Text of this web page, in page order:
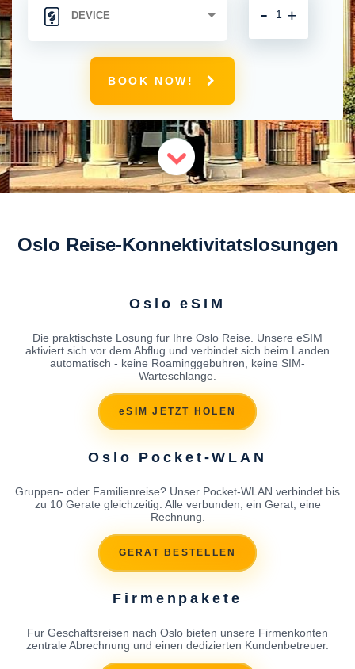
+
-
BOOK NOW!
Oslo Reise-Konnektivitatslosungen
Oslo eSIM
Die praktischste Losung fur Ihre Oslo Reise. Unsere eSIM
aktiviert sich vor dem Abflug und verbindet sich beim Landen
automatisch - keine Roaminggebuhren, keine SIM-
Warteschlange.
eSIM JETZT HOLEN
Oslo Pocket-WLAN
Gruppen- oder Familienreise? Unser Pocket-WLAN verbindet bis
zu 10 Gerate gleichzeitig. Alle verbunden, ein Gerat, eine
Rechnung.
GERAT BESTELLEN
Firmenpakete
Fur Geschaftsreisen nach Oslo bieten unsere Firmenkonten
zentrale Abrechnung und einen dedizierten Kundenbetreuer.